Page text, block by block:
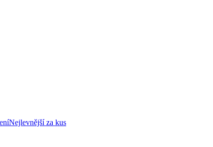
Nejlevnější za kus